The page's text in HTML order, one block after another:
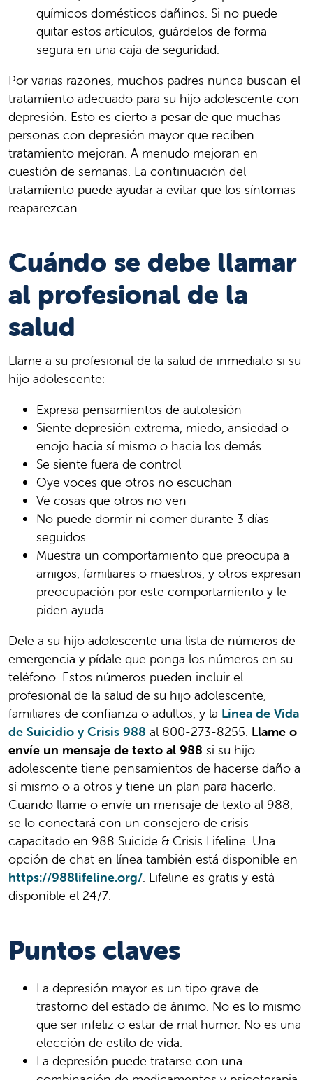
químicos domésticos dañinos. Si no puede
quitar estos artículos, guárdelos de forma
segura en una caja de seguridad.
Por varias razones, muchos padres nunca buscan el
tratamiento adecuado para su hijo adolescente con
depresión. Esto es cierto a pesar de que muchas
personas con depresión mayor que reciben
tratamiento mejoran. A menudo mejoran en
cuestión de semanas. La continuación del
tratamiento puede ayudar a evitar que los síntomas
reaparezcan.
Cuándo se debe llamar
al profesional de la
salud
Llame a su profesional de la salud de inmediato si su
hijo adolescente:
Expresa pensamientos de autolesión
Siente depresión extrema, miedo, ansiedad o
enojo hacia sí mismo o hacia los demás
Se siente fuera de control
Oye voces que otros no escuchan
Ve cosas que otros no ven
No puede dormir ni comer durante 3 días
seguidos
Muestra un comportamiento que preocupa a
amigos, familiares o maestros, y otros expresan
preocupación por este comportamiento y le
piden ayuda
Dele a su hijo adolescente una lista de números de
emergencia y pídale que ponga los números en su
teléfono. Estos números pueden incluir el
profesional de la salud de su hijo adolescente,
familiares de confianza o adultos, y la Línea de Vida
de Suicidio y Crisis 988 al 800-273-8255. Llame o
envíe un mensaje de texto al 988 si su hijo
adolescente tiene pensamientos de hacerse daño a
sí mismo o a otros y tiene un plan para hacerlo.
Cuando llame o envíe un mensaje de texto al 988,
se lo conectará con un consejero de crisis
capacitado en 988 Suicide & Crisis Lifeline. Una
opción de chat en línea también está disponible en
https://988lifeline.org/. Lifeline es gratis y está
disponible el 24/7.
Puntos claves
La depresión mayor es un tipo grave de
trastorno del estado de ánimo. No es lo mismo
que ser infeliz o estar de mal humor. No es una
elección de estilo de vida.
La depresión puede tratarse con una